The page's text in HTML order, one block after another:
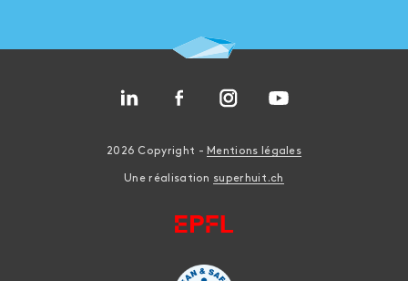
2026 Copyright - Mentions légales
Une réalisation superhuit.ch